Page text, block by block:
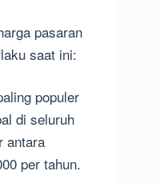
pasaran
saat ini:
populer
di seluruh
antara
per tahun.